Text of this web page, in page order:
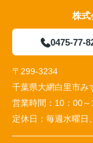
株式
0475-77-
〒299-3234
千葉県大網白里市み
営業時間： 10：00
定休日： 毎週水曜日